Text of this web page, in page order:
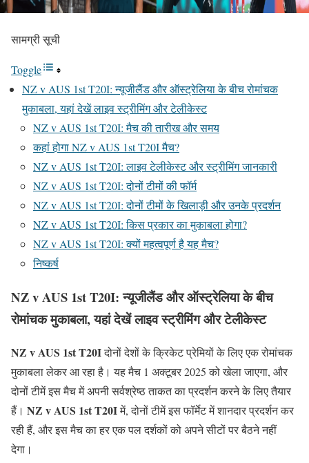
सामग्री सूची
Toggle
NZ v AUS 1st T20I: न्यूजीलैंड और ऑस्ट्रेलिया के बीच रोमांचक
मुकाबला, यहां देखें लाइव स्ट्रीमिंग और टेलीकेस्ट
NZ v AUS 1st T20I: मैच की तारीख और समय
कहां होगा NZ v AUS 1st T20I मैच?
NZ v AUS 1st T20I: लाइव टेलीकेस्ट और स्ट्रीमिंग जानकारी
NZ v AUS 1st T20I: दोनों टीमों की फॉर्म
NZ v AUS 1st T20I: दोनों टीमों के खिलाड़ी और उनके प्रदर्शन
NZ v AUS 1st T20I: किस प्रकार का मुकाबला होगा?
NZ v AUS 1st T20I: क्यों महत्वपूर्ण है यह मैच?
निष्कर्ष
NZ v AUS 1st T20I: न्यूजीलैंड और ऑस्ट्रेलिया के बीच
रोमांचक मुकाबला, यहां देखें लाइव स्ट्रीमिंग और टेलीकेस्ट
NZ v AUS 1st T20Iदोनों देशों के क्रिकेट प्रेमियों के लिए एक रोमांचक
मुकाबला लेकर आ रहा है। यह मैच 1 अक्टूबर 2025 को खेला जाएगा, और
दोनों टीमें इस मैच में अपनी सर्वश्रेष्ठ ताकत का प्रदर्शन करने के लिए तैयार
हैं। NZ v AUS 1st T20Iमें, दोनों टीमें इस फॉर्मेट में शानदार प्रदर्शन कर
रही हैं, और इस मैच का हर एक पल दर्शकों को अपने सीटों पर बैठने नहीं
देगा।